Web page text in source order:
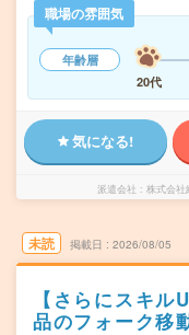
職場の雰囲気
年齢層
20代
気になる!
派遣会社 株式会社
未読 掲載日 2026/08/05
【さらにスキ
品のフォーク移